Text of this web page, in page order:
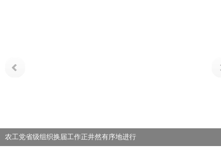
农工党省级组织换届工作正井然有序地进行